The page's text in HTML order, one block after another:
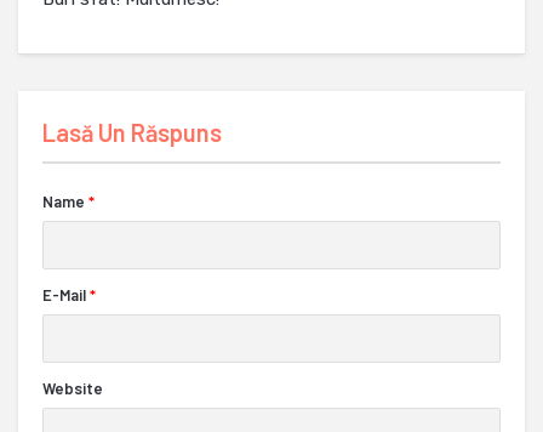
Lasă Un Răspuns
Name *
E-Mail*
Website